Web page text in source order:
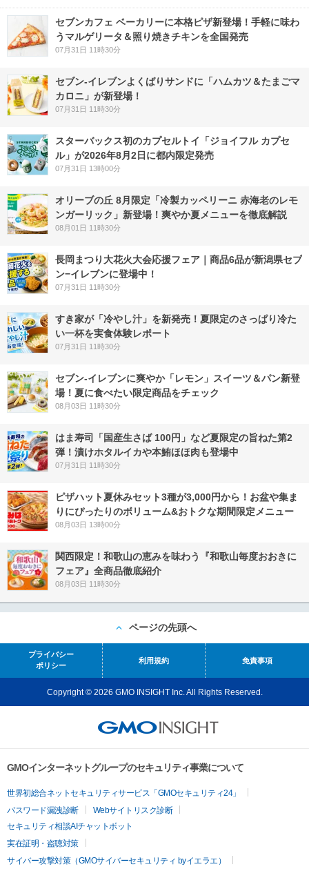
セブンカフェ ベーカリーに本格ピザ新登場！手軽に味わ
うマルゲリータ＆照り焼きチキンを全国発売
07月31日 11時30分
セブン‐イレブンよくばりサンドに「ハムカツ＆たまごマ
カロニ」が新登場！
07月31日 11時30分
スターバックス初のカプセルトイ「ジョイフル カプセ
ル」が2026年8月2日に都内限定発売
07月31日 13時00分
オリーブの丘 8月限定「冷製カッペリーニ 赤海老のレモ
ンガーリック」新登場！爽やか夏メニューを徹底解説
08月01日 11時30分
長岡まつり大花火大会応援フェア｜商品6品が新潟県セブ
ン−イレブンに登場中！
07月31日 11時30分
すき家が「冷やし汁」を新発売！夏限定のさっぱり冷た
い一杯を実食体験レポート
07月31日 11時30分
セブン‐イレブンに爽やか「レモン」スイーツ＆パン新登
場！夏に食べたい限定商品をチェック
08月03日 11時30分
はま寿司「国産生さば 100円」など夏限定の旨ねた第2
弾！漬けホタルイカや本鮪ほほ肉も登場中
07月31日 11時30分
ピザハット夏休みセット3種が3,000円から！お盆や集ま
りにぴったりのボリューム&おトクな期間限定メニュー
08月03日 13時00分
関西限定！和歌山の恵みを味わう『和歌山毎度おおきに
フェア』全商品徹底紹介
08月03日 11時30分
ページの先頭へ
プライバシー
ポリシー
利用規約 免責事項
Copyright © 2026 GMO INSIGHT Inc. All Rights Reserved.
GMOインターネットグループのセキュリティ事業について
世界初総合ネットセキュリティサービス「GMOセキュリティ24」
パスワード漏洩診断
Webサイトリスク診断
セキュリティ相談AIチャットボット
実在証明・盗聴対策
サイバー攻撃対策（GMOサイバーセキュリティ byイエラエ）